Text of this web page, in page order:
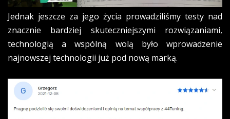
Jednak jeszcze za jego życia prowadziliśmy testy nad
znacznie bardziej skuteczniejszymi rozwiązaniami,
technologią a wspólną wolą było wprowadzenie
najnowszej technologii już pod nową marką.